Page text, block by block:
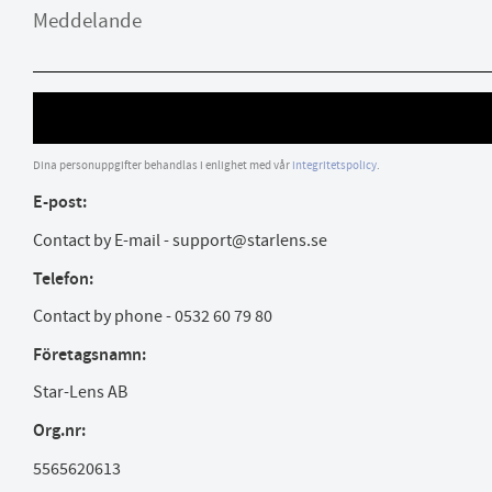
Dina personuppgifter behandlas i enlighet med vår integritetspolicy.
E-post:
Contact by E-mail - support@starlens.se
Telefon:
Contact by phone - 0532 60 79 80
Företagsnamn:
Star-Lens AB
Org.nr:
5565620613